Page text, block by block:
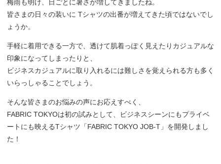
梅雨も明け、日ごとに暑さが増してきましたね。
皆さまの日々の装いに Tシャツの出番が増えてきた頃ではないでし
ょうか。
手軽に着用できる一方で、透けて肌着っぽく見えたりカジュアルな
印象になってしまったりと、
ビジネスカジュアルに取り入れるには難しさを覚えられる方も多く
いらっしゃることでしょう。
そんな皆さまのお悩みの声にお応えすべく、
FABRIC TOKYOは初の試みとして、ビジネスシーンにもプライベ
ートにも映えるTシャツ「FABRIC TOKYO JOB-T」を開発しまし
た！